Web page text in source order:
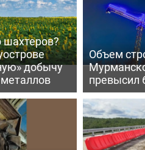
добычу
Объем
превысил